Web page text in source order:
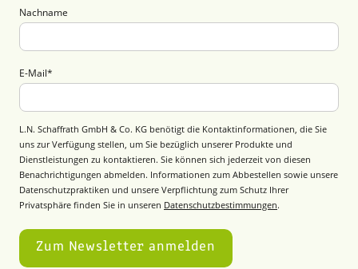
Nachname
E-Mail*
L.N. Schaffrath GmbH & Co. KG benötigt die Kontaktinformationen, die Sie
uns zur Verfügung stellen, um Sie bezüglich unserer Produkte und
Dienstleistungen zu kontaktieren. Sie können sich jederzeit von diesen
Benachrichtigungen abmelden. Informationen zum Abbestellen sowie unsere
Datenschutzpraktiken und unsere Verpflichtung zum Schutz Ihrer
Privatsphäre finden Sie in unseren Datenschutzbestimmungen.